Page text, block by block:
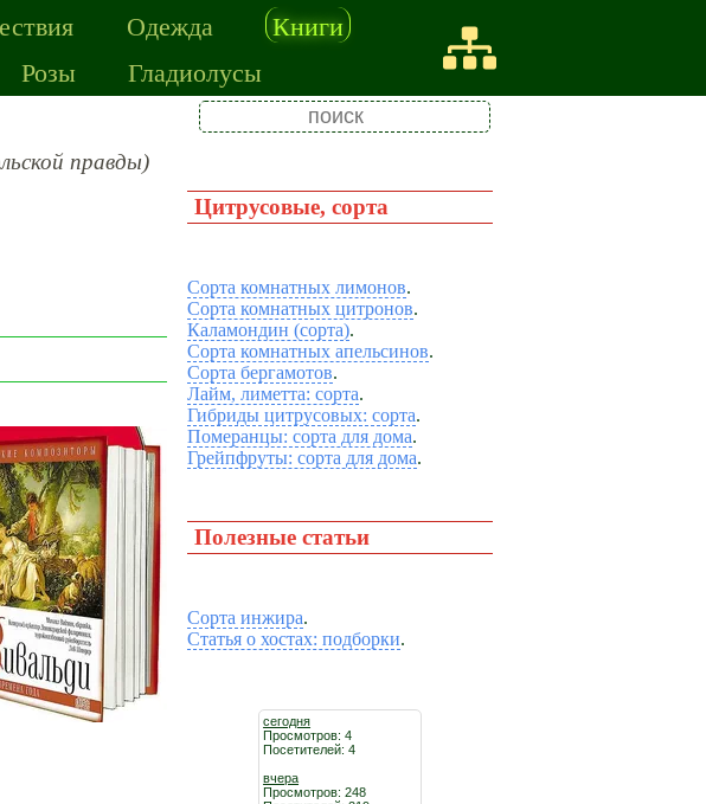
Одежда
Книги
Розы Гладиолусы
Цитрусовые, сорта
Сорта комнатных лимонов.
Сорта комнатных цитронов.
Каламондин (сорта).
Сорта комнатных апельсинов.
Сорта бергамотов.
Лайм, лиметта: сорта.
Гибриды цитрусовых: сорта.
Померанцы: сорта для дома.
Грейпфруты: сорта для дома.
Полезные статьи
Сорта инжира.
Статья о хостах: подборки.
сегодня
Просмотров: 4
Посетителей: 4
вчера
Просмотров: 248
правды)